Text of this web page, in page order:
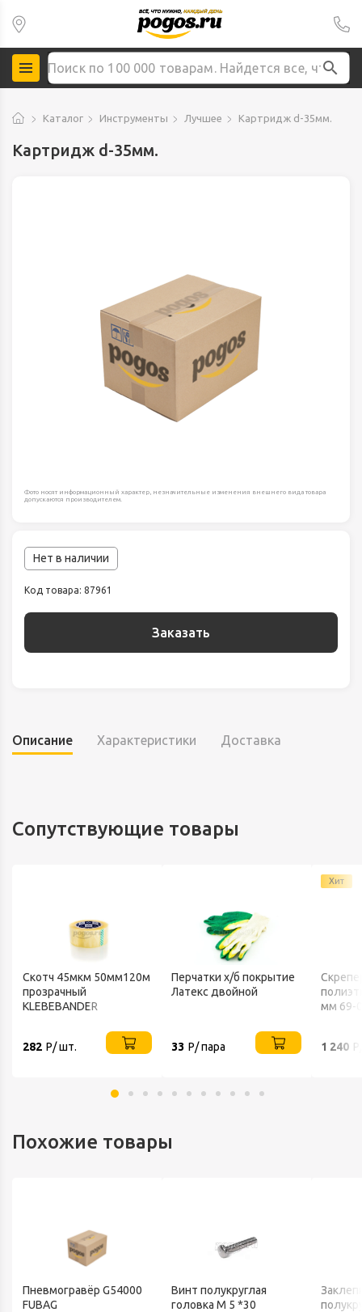
Каталог Инструменты Лучшее Картридж d-35мм.
Картридж d-35мм.
Фото носят информационный характер, незначительные изменения внешнего вида товара
допускаются производителем.
Нет в наличии
Код товара: 87961
Заказать
Описание Характеристики Доставка
Сопутствующие товары
Скотч 45мкм 50мм120м
прозрачный
KLEBEBANDER
282 Р/ шт.
Перчатки х/б покрытие
Латекс двойной
33 Р/ пара
Хит
мм 69-
1 240
Похожие товары
Пневмогравёр G54000
FUBAG
Винт полукруглая
головка М 5 *30